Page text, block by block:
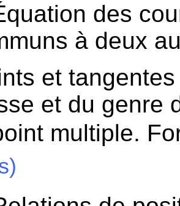
des
à deux
et
et du genre
multiple.